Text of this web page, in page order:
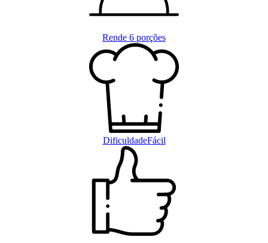
Rende 6 porções
DificuldadeFácil